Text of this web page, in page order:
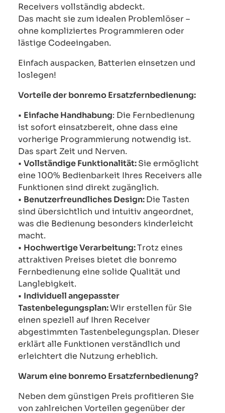
Receivers vollständig abdeckt.
Das macht sie zum idealen Problemlöser –
ohne kompliziertes Programmieren oder
lästige Codeeingaben.
Einfach auspacken, Batterien einsetzen und
loslegen!
Vorteile der bonremo Ersatzfernbedienung:
• Einfache Handhabung: Die Fernbedienung
ist sofort einsatzbereit, ohne dass eine
vorherige Programmierung notwendig ist.
Das spart Zeit und Nerven.
• Vollständige Funktionalität:Sie ermöglicht
eine 100% Bedienbarkeit Ihres Receivers alle
Funktionen sind direkt zugänglich.
• Benutzerfreundliches Design:Die Tasten
sind übersichtlich und intuitiv angeordnet,
was die Bedienung besonders kinderleicht
macht.
• Hochwertige Verarbeitung:Trotz eines
attraktiven Preises bietet die bonremo
Fernbedienung eine solide Qualität und
Langlebigkeit.
• Individuell angepasster
Tastenbelegungsplan:Wir erstellen für Sie
einen speziell auf Ihren Receiver
abgestimmten Tastenbelegungsplan. Dieser
erklärt alle Funktionen verständlich und
erleichtert die Nutzung erheblich.
Warum eine bonremo Ersatzfernbedienung?
Neben dem günstigen Preis profitieren Sie
von zahlreichen Vorteilen gegenüber der